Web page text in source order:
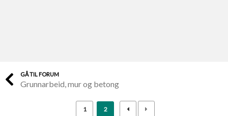
Finn håndverkere
GÅ TIL FORUM
Grunnarbeid, mur og betong
1 2